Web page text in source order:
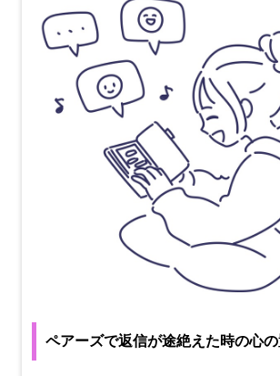
ペアーズで返信が途絶えた時の心